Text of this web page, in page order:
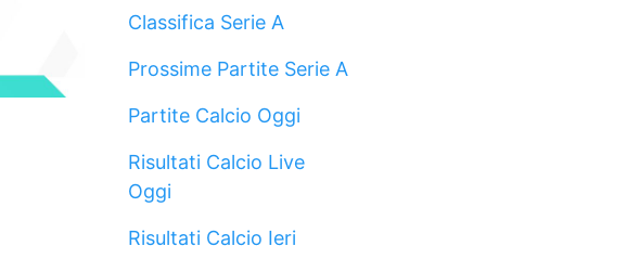
Classifica Serie A
Prossime Partite Serie A
Partite Calcio Oggi
Risultati Calcio Live
Oggi
Risultati Calcio Ieri